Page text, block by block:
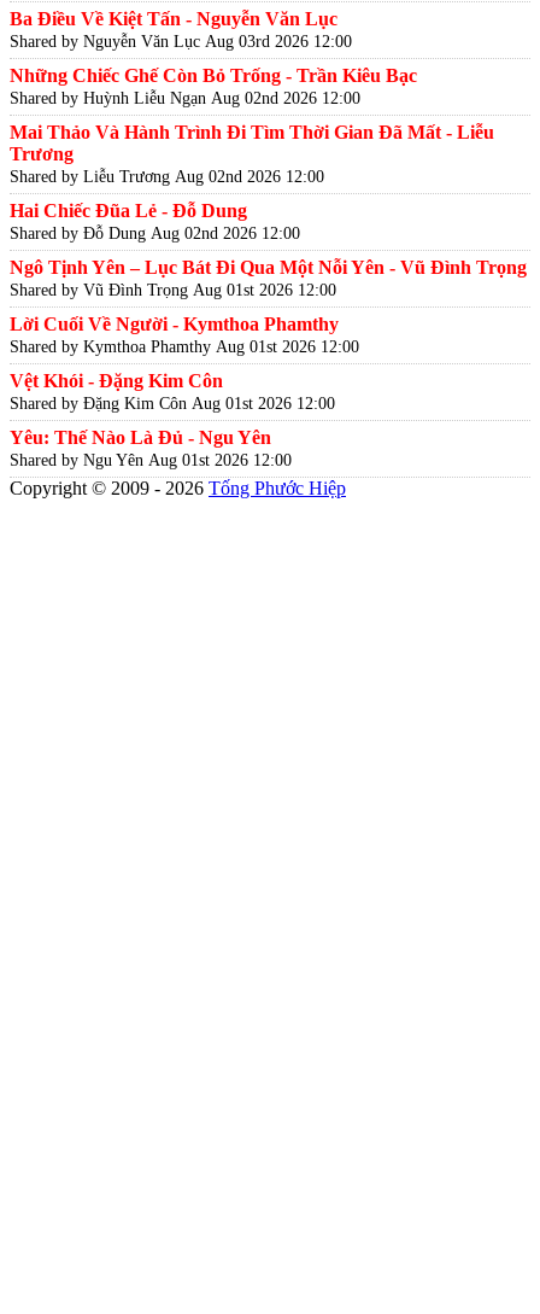
Ba Điều Về Kiệt Tấn - Nguyễn Văn Lục
Shared by Nguyễn Văn Lục Aug 03rd 2026 12:00
Những Chiếc Ghế Còn Bỏ Trống - Trần Kiêu Bạc
Shared by Huỳnh Liễu Ngạn Aug 02nd 2026 12:00
Mai Thảo Và Hành Trình Đi Tìm Thời Gian Đã Mất - Liễu
Trương
Shared by Liễu Trương Aug 02nd 2026 12:00
Hai Chiếc Đũa Lẻ - Đỗ Dung
Shared by Đỗ Dung Aug 02nd 2026 12:00
Ngô Tịnh Yên – Lục Bát Đi Qua Một Nỗi Yên - Vũ Đình Trọng
Shared by Vũ Đình Trọng Aug 01st 2026 12:00
Lời Cuối Về Người - Kymthoa Phamthy
Shared by Kymthoa Phamthy Aug 01st 2026 12:00
Vệt Khói - Đặng Kim Côn
Shared by Đặng Kim Côn Aug 01st 2026 12:00
Yêu: Thế Nào Là Đủ - Ngu Yên
Shared by Ngu Yên Aug 01st 2026 12:00
Copyright © 2009 - 2026 Tống Phước Hiệp